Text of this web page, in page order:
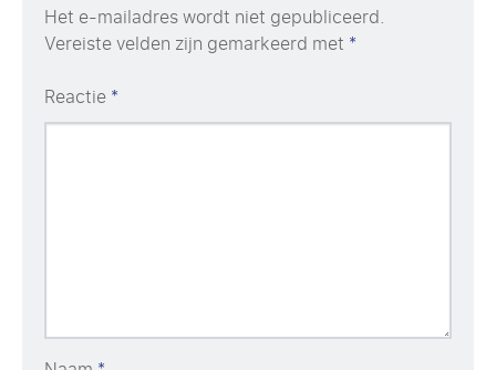
Het e-mailadres wordt niet gepubliceerd.
Vereiste velden zijn gemarkeerd met *
Reactie*